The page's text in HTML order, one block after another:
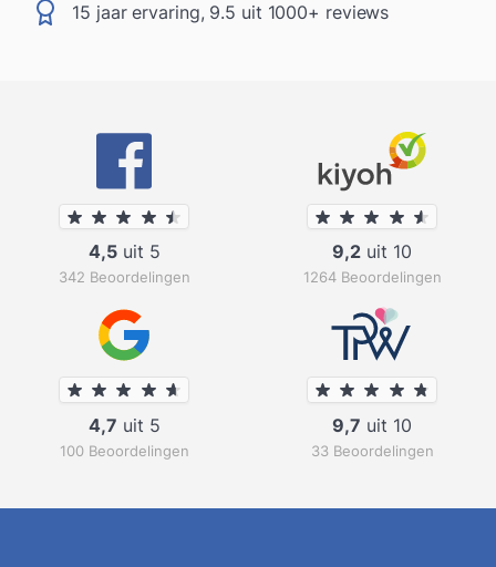
15 jaar ervaring, 9.5 uit 1000+ reviews
4,5uit 5
342 Beoordelingen
9,2 uit 10
1264 Beoordelingen
4,7 uit 5
100 Beoordelingen
9,7 uit 10
33 Beoordelingen